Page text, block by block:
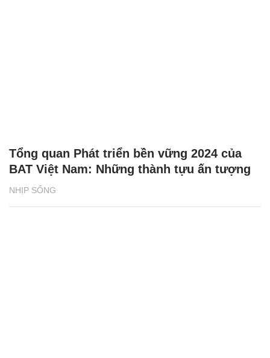
NHỊP SỐNG
Tổng quan Phát triển bền vững 2024 của
BAT Việt Nam: Những thành tựu ấn tượng